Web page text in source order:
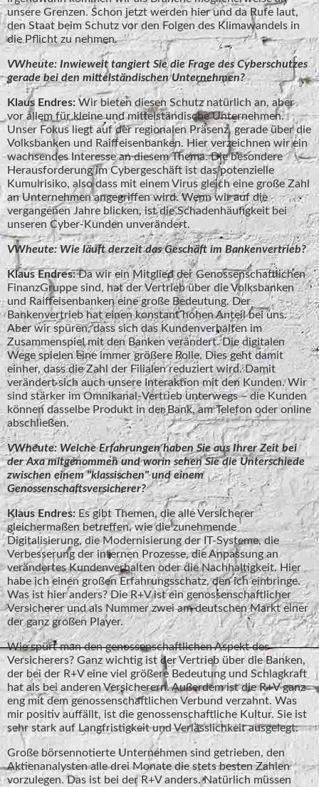
unsere Grenzen. Schon jetzt werden hier und da Rufe laut,
den Staat beim Schutz vor den Folgen des Klimawandels in
die Pflicht zu nehmen.
VWheute: Inwieweit tangiert Sie die Frage des Cyberschutzes
gerade bei den mittelständischen Unternehmen?
Klaus Endres: Wir bieten diesen Schutz natürlich an, aber
vor allem für kleine und mittelständische Unternehmen.
Unser Fokus liegt auf der regionalen Präsenz, gerade über die
Volksbanken und Raiffeisenbanken. Hier verzeichnen wir ein
wachsendes Interesse an diesem Thema. Die besondere
Herausforderung im Cybergeschäft ist das potenzielle
Kumulrisiko, also dass mit einem Virus gleich eine große Zahl
an Unternehmen angegriffen wird. Wenn wir auf die
vergangenen Jahre blicken, ist die Schadenhäufigkeit bei
unseren Cyber-Kunden unverändert.
VWheute: Wie läuft derzeit das Geschäft im Bankenvertrieb?
Klaus Endres:Da wir ein Mitglied der Genossenschaftlichen
FinanzGruppe sind, hat der Vertrieb über die Volksbanken
und Raiffeisenbanken eine große Bedeutung. Der
Bankenvertrieb hat einen konstant hohen Anteil bei uns.
Aber wir spüren, dass sich das Kundenverhalten im
Zusammenspiel mit den Banken verändert. Die digitalen
Wege spielen eine immer größere Rolle. Dies geht damit
einher, dass die Zahl der Filialen reduziert wird. Damit
verändert sich auch unsere Interaktion mit den Kunden. Wir
sind stärker im Omnikanal-Vertrieb unterwegs – die Kunden
können dasselbe Produkt in der Bank, am Telefon oder online
abschließen.
VWheute: Welche Erfahrungen haben Sie aus Ihrer Zeit bei
der Axa mitgenommen und worin sehen Sie die Unterschiede
zwischen einem "klassischen" und einem
Genossenschaftsversicherer?
Klaus Endres: Es gibt Themen, die alle Versicherer
gleichermaßen betreffen, wie die zunehmende
Digitalisierung, die Modernisierung der IT-Systeme, die
Verbesserung der internen Prozesse, die Anpassung an
verändertes Kundenverhalten oder die Nachhaltigkeit. Hier
habe ich einen großen Erfahrungsschatz, den ich einbringe.
Was ist hier anders? Die R+V ist ein genossenschaftlicher
Versicherer und als Nummer zwei am deutschen Markt einer
der ganz großen Player.
Wie spürt man den genossenschaftlichen Aspekt des
Versicherers? Ganz wichtig ist der Vertrieb über die Banken,
der bei der R+V eine viel größere Bedeutung und Schlagkraft
hat als bei anderen Versicherern. Außerdem ist die R+V ganz
eng mit dem genossenschaftlichen Verbund verzahnt. Was
mir positiv auffällt, ist die genossenschaftliche Kultur. Sie ist
sehr stark auf Langfristigkeit und Verlässlichkeit ausgelegt.
Große börsennotierte Unternehmen sind getrieben, den
Aktienanalysten alle drei Monate die stets besten Zahlen
vorzulegen. Das ist bei der R+V anders. Natürlich müssen